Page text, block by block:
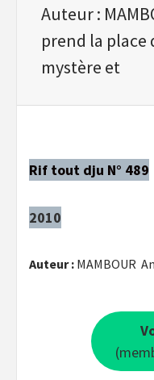
Auteur :
prend la place
mystère et
Rif tout dju N° 489
2010
Auteur : MAMBOUR